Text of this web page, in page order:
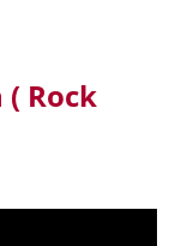
Rock